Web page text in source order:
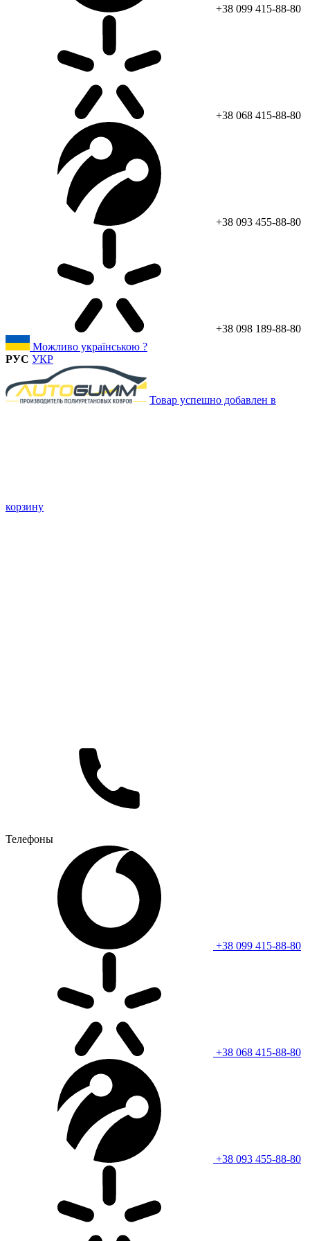
+38 099 415-88-80
+38 068 415-88-80
+38 093 455-88-80
+38 098 189-88-80
Можливо українською ?
РУС УКР
Товар успешно добавлен в
корзину
Телефоны
+38 099 415-88-80
+38 068 415-88-80
+38 093 455-88-80